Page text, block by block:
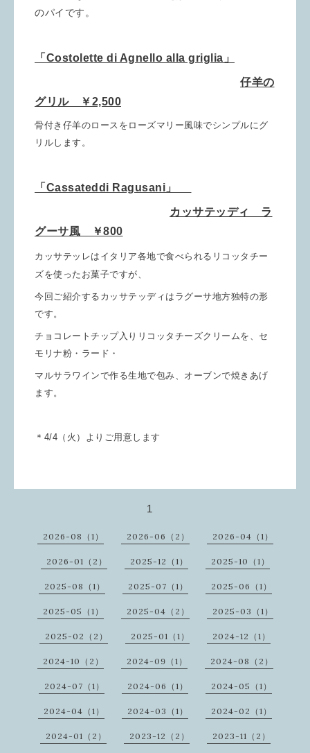
のパイです。
「Costolette di Agnello alla griglia」
仔羊の
グリル ￥2,500
骨付き仔羊のロースをローズマリー風味でシンプルにグ
リルします。
「Cassateddi Ragusani」
カッサテッディ ラ
グーサ風 ￥800
カッサテッレはイタリア各地で食べられるリコッタチー
ズを使ったお菓子ですが、
今回ご紹介するカッサテッディはラグーサ地方独特の形
です。
チョコレートチップ入りリコッタチーズクリームを、セ
モリナ粉・ラード・
マルサラワインで作る生地で包み、オーブンで焼きあげ
ます。
＊4/4（火）よりご用意します
1
2026-08（1） 2026-06（2） 2026-04（1）
2026-01（2） 2025-12（1） 2025-10（1）
2025-08（1） 2025-07（1） 2025-06（1）
2025-05（1） 2025-04（2） 2025-03（1）
2025-02（2） 2025-01（1） 2024-12（1）
2024-10（2） 2024-09（1） 2024-08（2）
2024-07（1） 2024-06（1） 2024-05（1）
2024-04（1） 2024-03（1） 2024-02（1）
2024-01（2） 2023-12（2） 2023-11（2）